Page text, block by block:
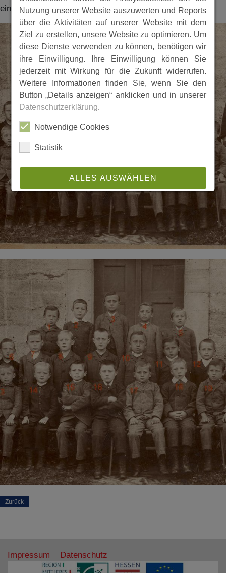
einen Besuch sehr freuen.
Zurück
Impressum Datenschutz
Nutzung unserer Website auszuwerten und Reports
über die Aktivitäten auf unserer Website mit dem
Ziel zu erstellen, unsere Website zu optimieren. Um
diese Dienste verwenden zu können, benötigen wir
ihre Einwilligung. Ihre Einwilligung können Sie
jederzeit mit Wirkung für die Zukunft widerrufen.
Weitere Informationen finden Sie, wenn Sie den
Button „Details anzeigen“ anklicken und in unserer
Datenschutzerklärung.
Notwendige Cookies
Statistik
ALLES AUSWÄHLEN
SPEICHERN
Details anzeigen